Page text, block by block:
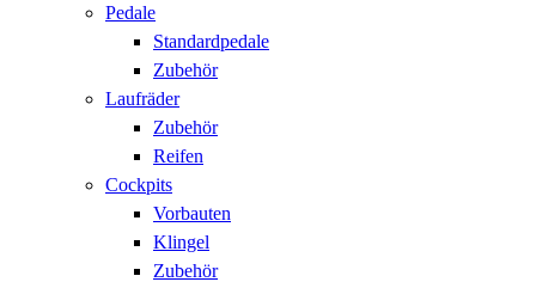
Pedale
Standardpedale
Zubehör
Laufräder
Zubehör
Reifen
Cockpits
Vorbauten
Klingel
Zubehör